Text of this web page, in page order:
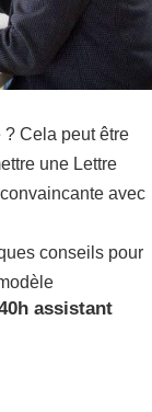
Cela peut être
une Lettre
avec
conseils pour
assistant